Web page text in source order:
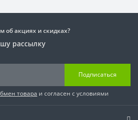
об акциях и скидках?
рассылку
Подписаться
товара и согласен с условиями